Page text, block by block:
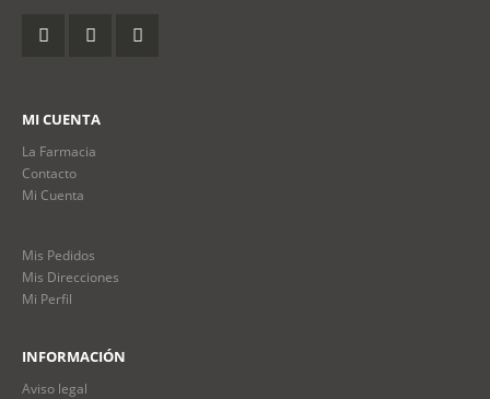
MI CUENTA
La Farmacia
Contacto
Mi Cuenta
Mis Pedidos
Mis Direcciones
Mi Perfil
INFORMACIÓN
Aviso legal